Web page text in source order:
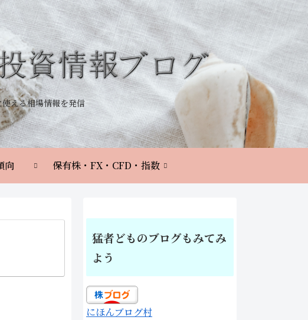
える相場情報を発信
向 保有株・FX・CFD・指数
猛者どものブログもみてみ
よう
にほんブログ村